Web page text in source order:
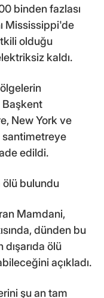
binden fazlası
Mississippi'de
olduğu
kaldı.
Başkent
New York ve
santimetreye
edildi.
ölü bulundu
Mamdani,
dünden bu
ölü
açıkladı.
şu an tam